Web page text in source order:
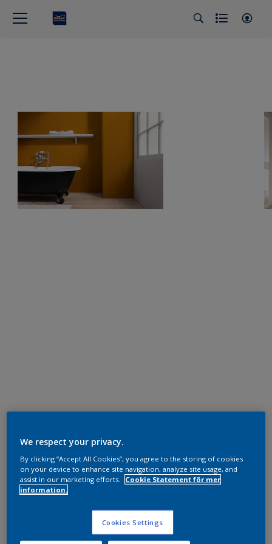
We respect your privacy.
By clicking “Accept All Cookies”, you agree to the storing of cookies
on your device to enhance site navigation, analyze site usage, and
assist in our marketing efforts.
Cookie Statement för mer
information.
Cookies Settings